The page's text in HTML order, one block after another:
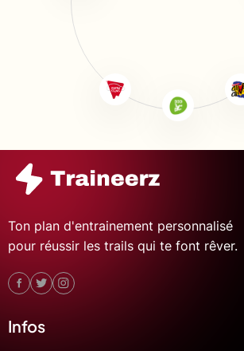
Ton plan d'entrainement personnalisé
pour réussir les trails qui te font rêver.
Infos